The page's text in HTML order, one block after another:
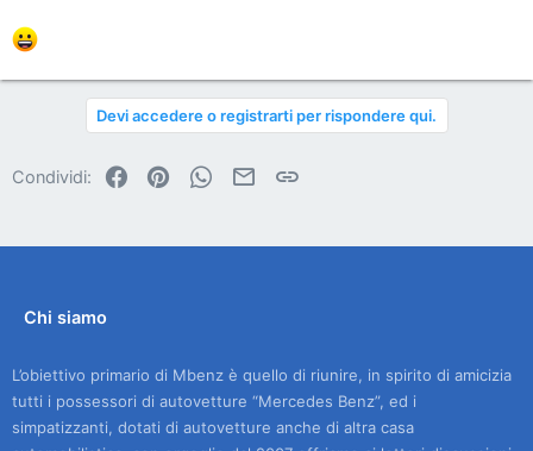
Devi accedere o registrarti per rispondere qui.
Condividi: FacebookPinterestWhatsApp
Email
Chi siamo
L’obiettivo primario di Mbenz è quello di riunire, in spirito di amicizia
tutti i possessori di autovetture “Mercedes Benz”, ed i
simpatizzanti, dotati di autovetture anche di altra casa